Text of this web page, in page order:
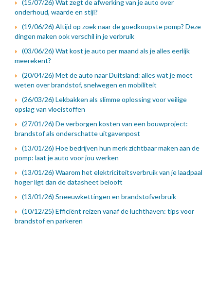
(15/07/26) Wat zegt de afwerking van je auto over
onderhoud, waarde en stijl?
(19/06/26) Altijd op zoek naar de goedkoopste pomp? Deze
dingen maken ook verschil in je verbruik
(03/06/26) Wat kost je auto per maand als je alles eerlijk
meerekent?
(20/04/26) Met de auto naar Duitsland: alles wat je moet
weten over brandstof, snelwegen en mobiliteit
(26/03/26) Lekbakken als slimme oplossing voor veilige
opslag van vloeistoffen
(27/01/26) De verborgen kosten van een bouwproject:
brandstof als onderschatte uitgavenpost
(13/01/26) Hoe bedrijven hun merk zichtbaar maken aan de
pomp: laat je auto voor jou werken
(13/01/26) Waarom het elektriciteitsverbruik van je laadpaal
hoger ligt dan de datasheet belooft
(13/01/26) Sneeuwkettingen en brandstofverbruik
(10/12/25) Efficiënt reizen vanaf de luchthaven: tips voor
brandstof en parkeren